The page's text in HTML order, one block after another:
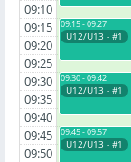
09:10
09:15
09:20
09:25
09:30
09:35
09:40
09:45
09:50
09:15 - 09:27
U12/U13 - #1
09:30 - 09:42
U12/U13 - #1
09:45 - 09:57
U12/U13 - #1